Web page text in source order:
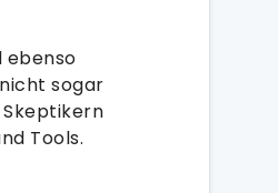
ebenso
sogar
Tools.